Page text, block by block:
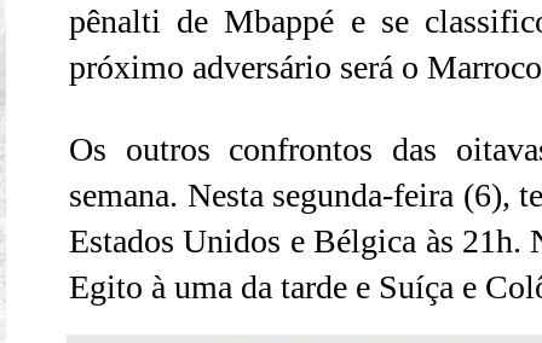
pênalti de Mbappé e se
próximo adversário será o
Os outros confrontos das
semana. Nesta segunda-feira (6),
Estados Unidos e Bélgica às 21h.
Egito à uma da tarde e Suíça e